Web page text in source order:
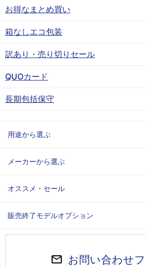
お得なまとめ買い
箱なしエコ包装
訳あり・売り切りセール
QUOカード
長期包括保守
用途から選ぶ
メーカーから選ぶ
オススメ・セール
販売終了モデルオプション
お問い合わせ